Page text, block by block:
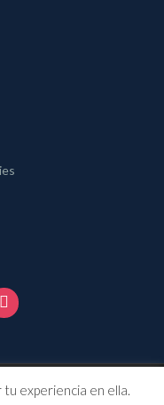
experiencia en ella.